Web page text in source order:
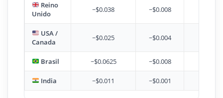
Reino
Unido
~$0.038 ~$0.008
USA /
Canada
~$0.025 ~$0.004
Brasil ~$0.0625 ~$0.008
India ~$0.011 ~$0.001